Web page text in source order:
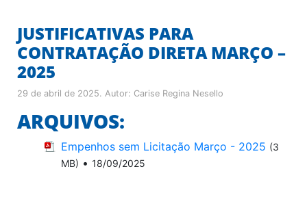
JUSTIFICATIVAS PARA
CONTRATAÇÃO DIRETA MARÇO –
2025
29 de abril de 2025. Autor: Carise Regina Nesello
ARQUIVOS:
Empenhos sem Licitação Março - 2025 (3
MB) • 18/09/2025